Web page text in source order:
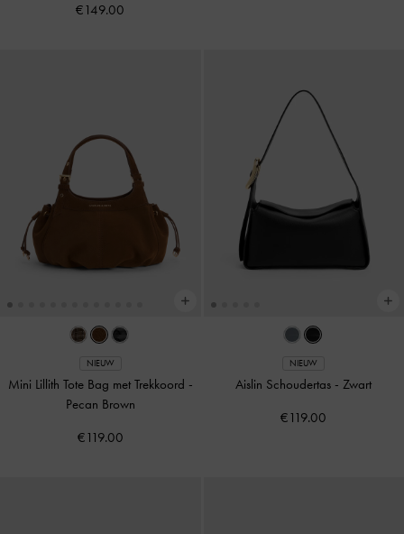
€149.00
NIEUW
Mini Lillith Tote Bag met Trekkoord -
Pecan Brown
€119.00
NIEUW
Aislin Schoudertas -Zwart
€119.00